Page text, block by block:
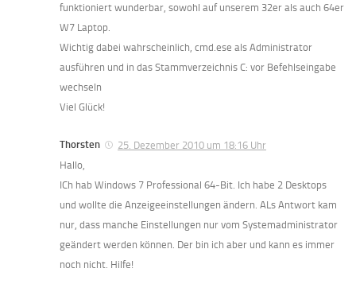
funktioniert wunderbar, sowohl auf unserem 32er als auch 64er
W7 Laptop.
Wichtig dabei wahrscheinlich, cmd.ese als Administrator
ausführen und in das Stammverzeichnis C: vor Befehlseingabe
wechseln
Viel Glück!
Thorsten
25. Dezember 2010 um 18:16 Uhr
Hallo,
ICh hab Windows 7 Professional 64-Bit. Ich habe 2 Desktops
und wollte die Anzeigeeinstellungen ändern. ALs Antwort kam
nur, dass manche Einstellungen nur vom Systemadministrator
geändert werden können. Der bin ich aber und kann es immer
noch nicht. Hilfe!